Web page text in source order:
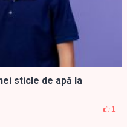
sticle de apă la
1